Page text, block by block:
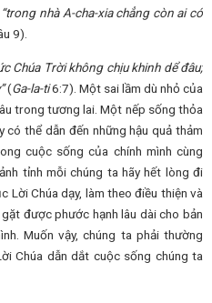
“trong nhà A-cha-xia chẳng còn ai có
9).
Chúa Trời không chịu khinh dể đâu;
”(Ga-la-ti6:7). Một sai lầm dù nhỏ của
trong tương lai. Một nếp sống thỏa
thể dẫn đến những hậu quả thảm
cuộc sống của chính mình cùng
tỉnh mỗi chúng ta hãy hết lòng đi
Lời Chúa dạy, làm theo điều thiện và
được phước hạnh lâu dài cho bản
Muốn vậy, chúng ta phải thường
Chúa dẫn dắt cuộc sống chúng ta